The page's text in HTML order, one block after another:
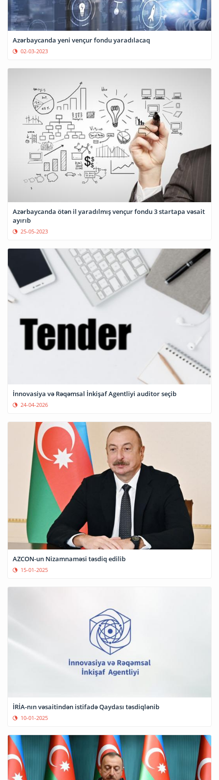
Azərbaycanda yeni vençur fondu yaradılacaq
02-03-2023
Azərbaycanda ötən il yaradılmış vençur fondu 3 startapa vəsait
ayırıb
25-05-2023
İnnovasiya və Rəqəmsal İnkişaf Agentliyi auditor seçib
24-04-2026
AZCON-un Nizamnaməsi təsdiq edilib
15-01-2025
İRİA-nın vəsaitindən istifadə Qaydası təsdiqlənib
10-01-2025